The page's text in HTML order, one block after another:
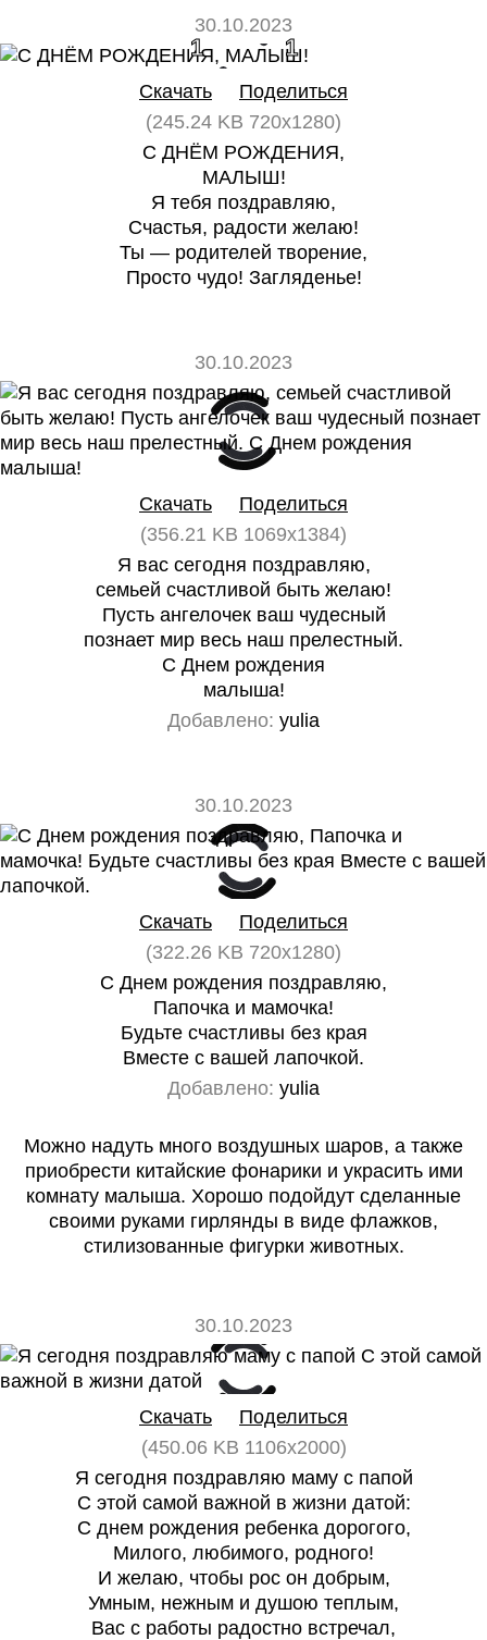
30.10.2023
1 1
Скачать
Поделиться
(245.24 KB 720x1280)
С ДНЁМ РОЖДЕНИЯ,
МАЛЫШ!
Я тебя поздравляю,
Счастья, радости желаю!
Ты — родителей творение,
Просто чудо! Загляденье!
30.10.2023
Скачать
Поделиться
(356.21 KB 1069x1384)
Я вас сегодня поздравляю,
семьей счастливой быть желаю!
Пусть ангелочек ваш чудесный
познает мир весь наш прелестный.
С Днем рождения
малыша!
Добавлено: yulia
30.10.2023
Скачать
Поделиться
(322.26 KB 720x1280)
С Днем рождения поздравляю,
Папочка и мамочка!
Будьте счастливы без края
Вместе с вашей лапочкой.
Добавлено: yulia
Можно надуть много воздушных шаров, а также
приобрести китайские фонарики и украсить ими
комнату малыша. Хорошо подойдут сделанные
своими руками гирлянды в виде флажков,
стилизованные фигурки животных.
30.10.2023
0
Скачать
Поделиться
(450.06 KB 1106x2000)
Я сегодня поздравляю маму с папой
С этой самой важной в жизни датой:
С днем рождения ребенка дорогого,
Милого, любимого, родного!
И желаю, чтобы рос он добрым,
Умным, нежным и душою теплым,
Вас с работы радостно встречал,